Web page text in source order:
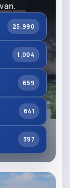
25,990
1,004
659
641
397